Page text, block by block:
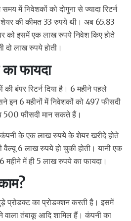
में निवेशकों को दोगुना से ज्यादा रिटर्न
की कीमत 33 रुपये थी। अब 65.83
इसमें एक लाख रुपये निवेश किए होते
दो लाख रुपये होती।
फायदा
बंपर रिटर्न दिया है। 6 महीने पहले
इन 6 महीनों में निवेशकों को 497 फीसदी
500 फीसदी मान सकते हैं।
के एक लाख रुपये के शेयर खरीदे होते
6 लाख रुपये हो चुकी होती। यानी एक
महीने में ही 5 लाख रुपये का फायदा।
का प्रोडक्शन करती है। इसमें
वाला तंबाकू आदि शामिल हैं। कंपनी का